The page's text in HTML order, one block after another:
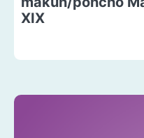
XIX